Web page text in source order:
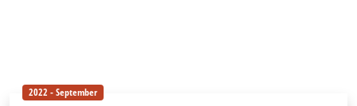
2022 - September